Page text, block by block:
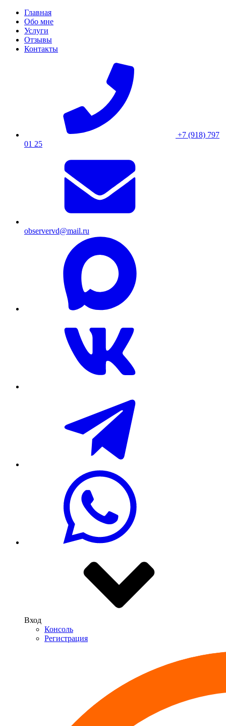
Skip
content
Главная
Обо мне
Услуги
Отзывы
Контакты
+7 (918) 797
01 25
observervd@mail.ru
Вход
Консоль
Регистрация